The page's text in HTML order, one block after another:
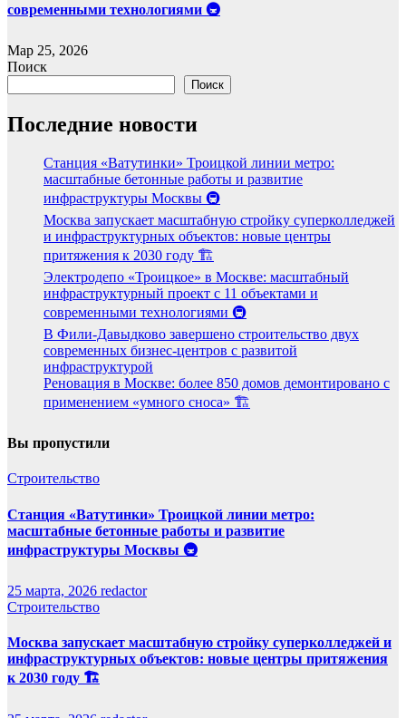
современными технологиями 🚇
Мар 25, 2026
Поиск
Поиск
Последние новости
Станция «Ватутинки» Троицкой линии метро:
масштабные бетонные работы и развитие
инфраструктуры Москвы 🚇
Москва запускает масштабную стройку суперколледжей
и инфраструктурных объектов: новые центры
притяжения к 2030 году 🏗️
Электродепо «Троицкое» в Москве: масштабный
инфраструктурный проект с 11 объектами и
современными технологиями 🚇
В Фили-Давыдково завершено строительство двух
современных бизнес-центров с развитой
инфраструктурой
Реновация в Москве: более 850 домов демонтировано с
применением «умного сноса» 🏗️
Вы пропустили
Строительство
Станция «Ватутинки» Троицкой линии метро:
масштабные бетонные работы и развитие
инфраструктуры Москвы 🚇
25 марта, 2026 redactor
Строительство
Москва запускает масштабную стройку суперколледжей и
инфраструктурных объектов: новые центры притяжения
к 2030 году 🏗️